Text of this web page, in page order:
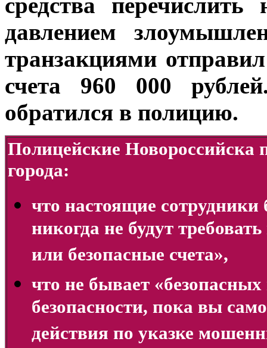
давлением
транзакциями
счета 960 000
обратился в полицию.
Полицейские Новороссийска
города:
что настоящие
никогда не будут
или безопасные счета»,
что не бывает
безопасности, пока вы
действия по указке